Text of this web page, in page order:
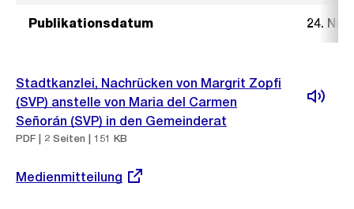
Publikationsdatum 24.
Stadtkanzlei, Nachrücken von Margrit Zopfi
(SVP) anstelle von Maria del Carmen
Señorán (SVP) in den Gemeinderat
PDF | 2 Seiten | 151 KB
Externer
Medienmitteilung